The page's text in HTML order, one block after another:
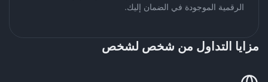
الرقمية الموجودة في الضمان إليك.
مزايا التداول من شخص لشخص